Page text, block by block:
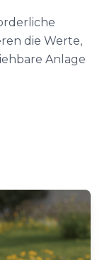
die Werte,
Anlage